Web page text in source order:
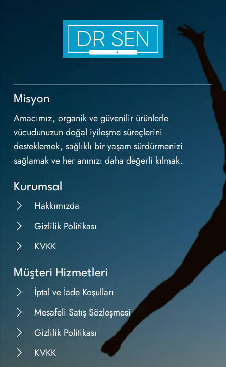
Misyon
Amacımız, organik ve güvenilir ürünlerle
vücudunuzun doğal iyileşme süreçlerini
desteklemek, sağlıklı bir yaşam sürdürmenizi
sağlamak ve her anınızı daha değerli kılmak.
Kurumsal
Hakkımızda
Gizlilik Politikası
KVKK
Müşteri Hizmetleri
İptal ve İade Koşulları
Mesafeli Satış Sözleşmesi
Gizlilik Politikası
KVKK